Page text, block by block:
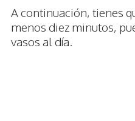
A continuación, tienes
menos diez minutos,
vasos al día.